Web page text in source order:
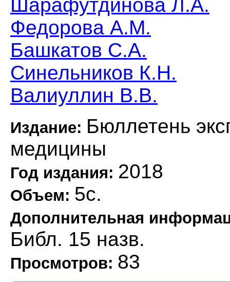
Шарафутдинова Л.А.
Федорова А.М.
Башкатов С.А.
Синельников К.Н.
Валиуллин В.В.
Издание: Бюллетень
медицины
Год издания: 2018
Объем: 5с.
Дополнительная
Библ. 15 назв.
Просмотров: 83